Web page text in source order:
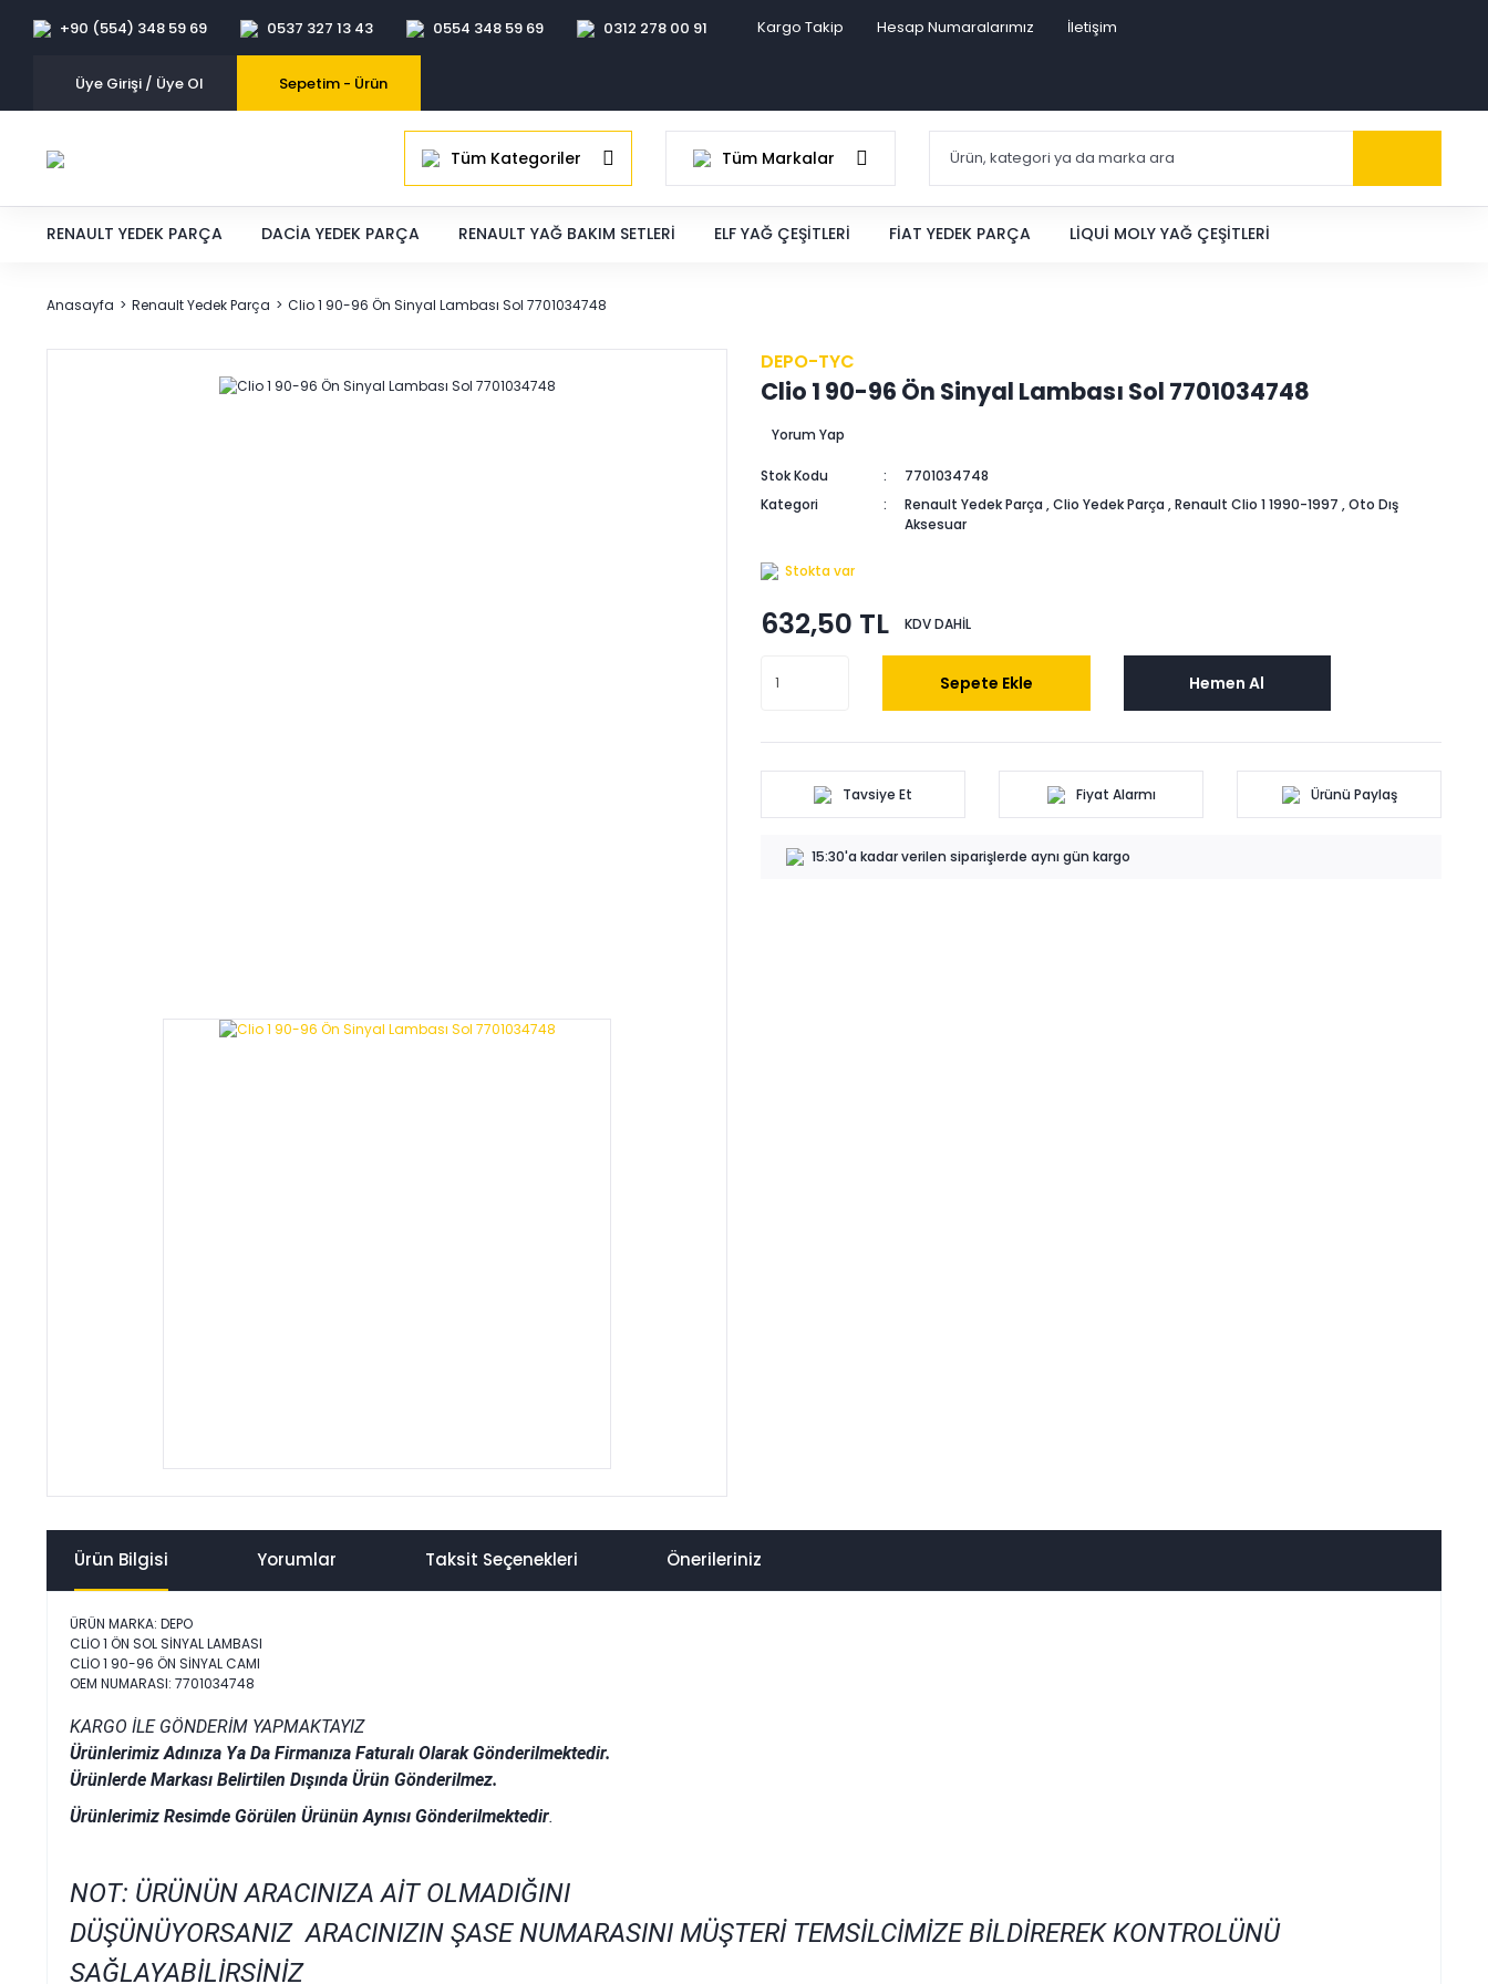
+90 (554) 348 59 69 0537 327 13 43 0554 348 59 69 0312 278 00 91 Kargo Takip Hesap Numaralarımız İletişim
Üye Girişi / Üye Ol Sepetim - Ürün
Tüm Kategoriler Tüm Markalar
RENAULT YEDEK PARÇA DACIA YEDEK PARÇA RENAULT YAĞ BAKIM SETLERI ELF YAĞ ÇEŞITLERI FIAT YEDEK PARÇA LIQUI MOLY YAĞ ÇEŞITLERI
Anasayfa Renault Yedek Parça Clio 1 90-96 Ön Sinyal Lambası Sol 7701034748
DEPO-TYC
Clio 1 90-96 Ön Sinyal Lambası Sol 7701034748
Yorum Yap
Stok Kodu
7701034748
Kategori
Renault Yedek Parça ,Clio Yedek Parça ,Renault Clio 1 1990-1997 ,Oto Dış
Aksesuar
Stokta var
632,50 TL KDV DAHİL
Sepete Ekle Hemen Al
Tavsiye Et Fiyat Alarmı Ürünü Paylaş
15:30'a kadar verilen siparişlerde aynı gün kargo
Ürün Bilgisi Yorumlar Taksit Seçenekleri Önerileriniz
ÜRÜN MARKA: DEPO
CLİO 1 ÖN SOL SİNYAL LAMBASI
CLİO 1 90-96 ÖN SİNYAL CAMI
OEM NUMARASI: 7701034748
KARGO İLE GÖNDERİM YAPMAKTAYIZ
Ürünlerimiz Adınıza Ya Da Firmanıza Faturalı Olarak Gönderilmektedir.
Ürünlerde Markası Belirtilen Dışında Ürün Gönderilmez.
Ürünlerimiz Resimde Görülen Ürünün Aynısı Gönderilmektedir.
NOT: ÜRÜNÜN ARACINIZA AİT OLMADIĞINI
DÜŞÜNÜYORSANIZ ARACINIZIN ŞASE NUMARASINI MÜŞTERİ TEMSİLCİMİZE BİLDİREREK KONTROLÜNÜ
SAĞLAYABİLİRSİNİZ